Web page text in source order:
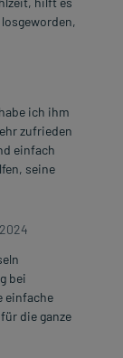
ich ihm
zufrieden
einfach
seine
bei
einfache
die ganze